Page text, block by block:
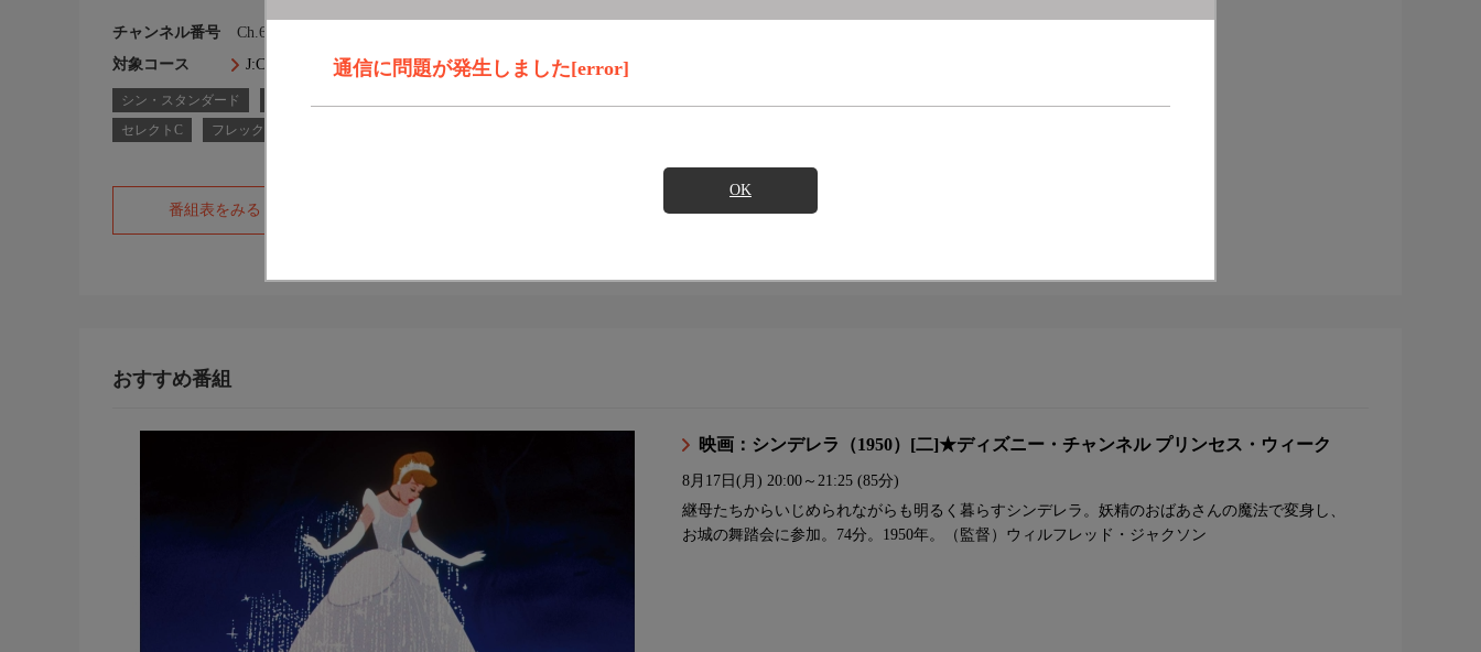
通信に問題が発生しました[error]
OK
チャンネル番号
Ch.603
対象コース
J:COM TVコース一覧
シン・スタンダード
セレクトC
フレックスB
番組表をみる
おすすめ番組
映画：シンデレラ（1950）[二]★ディズニー・チャンネル プリンセス・ウィーク
8月17日(月) 20:00～21:25 (85分)
継母たちからいじめられながらも明るく暮らすシンデレラ。妖精のおばあさんの魔法で変身し、
お城の舞踏会に参加。74分。1950年。（監督）ウィルフレッド・ジャクソン